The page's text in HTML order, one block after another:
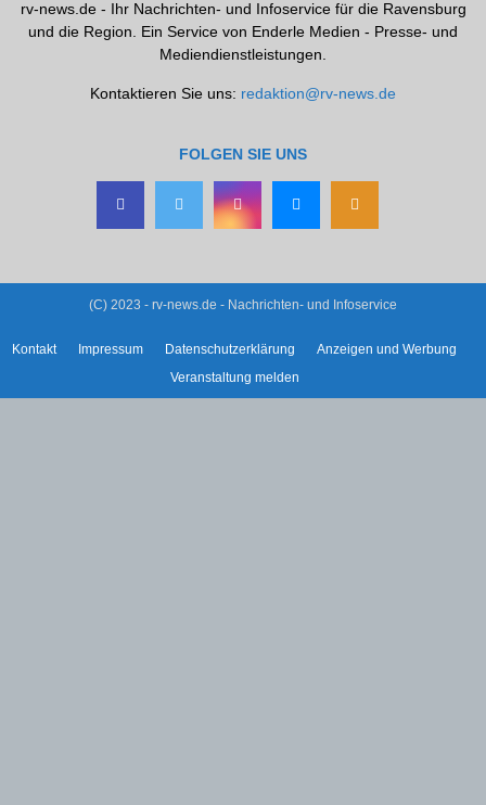
rv-news.de - Ihr Nachrichten- und Infoservice für die Ravensburg
und die Region. Ein Service von Enderle Medien - Presse- und
Mediendienstleistungen.
Kontaktieren Sie uns: redaktion@rv-news.de
FOLGEN SIE UNS
(C) 2023 - rv-news.de - Nachrichten- und Infoservice
Kontakt Impressum Datenschutzerklärung
Anzeigen und Werbung
Veranstaltung melden